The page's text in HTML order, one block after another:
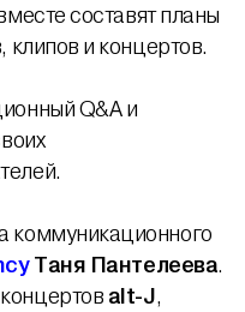
составят планы
и концертов.
Q&A и
коммуникационного
Таня Пантелеева.
alt-J,